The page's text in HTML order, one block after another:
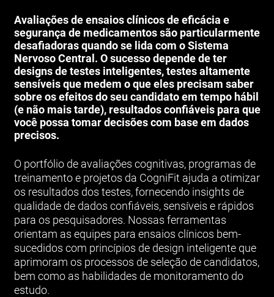
Avaliações de ensaios clínicos de eficácia e
segurança de medicamentos são particularmente
desafiadoras quando se lida com o Sistema
Nervoso Central. O sucesso depende de ter
designs de testes inteligentes, testes altamente
sensíveis que medem o que eles precisam saber
sobre os efeitos do seu candidato em tempo hábil
(e não mais tarde), resultados confiáveis para que
você possa tomar decisões com base em dados
precisos.
O portfólio de avaliações cognitivas, programas de
treinamento e projetos da CogniFit ajuda a otimizar
os resultados dos testes, fornecendo insights de
qualidade de dados confiáveis, sensíveis e rápidos
para os pesquisadores. Nossas ferramentas
orientam as equipes para ensaios clínicos bem-
sucedidos com princípios de design inteligente que
aprimoram os processos de seleção de candidatos,
bem como as habilidades de monitoramento do
estudo.